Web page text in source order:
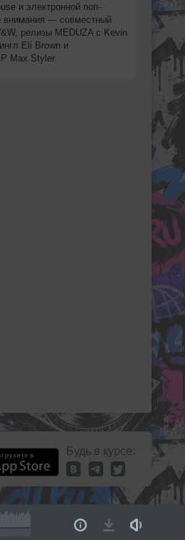
и электронной поп-
внимания — совместный
релизы MEDUZA с Kevin
Eli Brown и
Max Styler.
Будь в курсе: